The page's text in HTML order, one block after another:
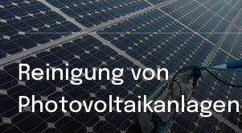
Reinigung von
Photovoltaikanlagen